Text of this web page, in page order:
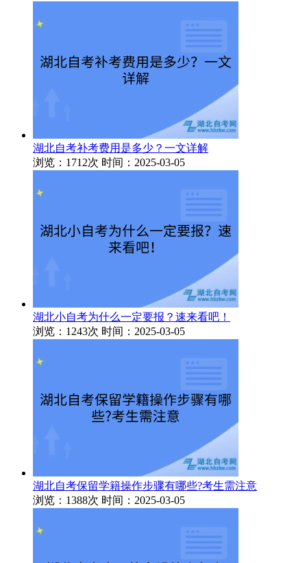
湖北自考补考费用是多少？一文详解
浏览：1712次 时间：2025-03-05
湖北小自考为什么一定要报？速来看吧！
浏览：1243次 时间：2025-03-05
湖北自考保留学籍操作步骤有哪些?考生需注意
浏览：1388次 时间：2025-03-05